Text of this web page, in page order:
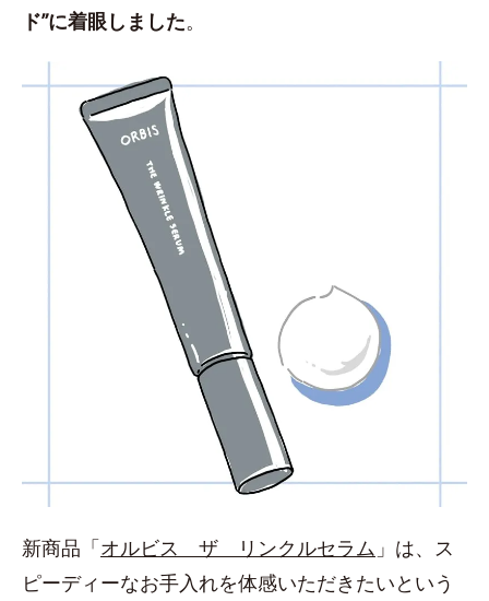
ド”に着眼しました。
新商品「オルビス ザ リンクルセラム 」は、ス
ピーディーなお手入れを体感いただきたいという